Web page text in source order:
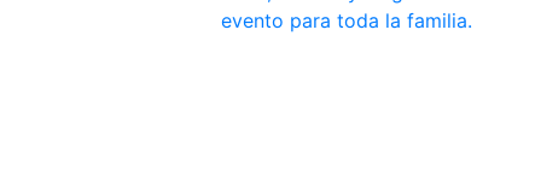
evento para toda la familia.